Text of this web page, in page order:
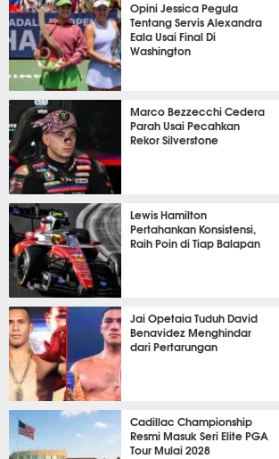
Opini Jessica Pegula
Tentang Servis Alexandra
Eala Usai Final Di
Washington
TENIS
Marco Bezzecchi Cedera
Parah Usai Pecahkan
Rekor Silverstone
MOTOGP
Lewis Hamilton
Pertahankan Konsistensi,
Raih Poin di Tiap Balapan
F1
Jai Opetaia Tuduh David
Benavidez Menghindar
dari Pertarungan
TINJU
Cadillac Championship
Resmi Masuk Seri Elite PGA
Tour Mulai 2028